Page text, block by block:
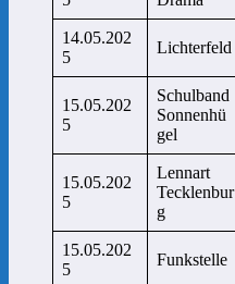
14.05.202
5
Lichterfeld
15.05.202
5
Schulband
Sonnenhü
gel
15.05.202
5
Lennart
Tecklenbur
g
15.05.202
5
Funkstelle